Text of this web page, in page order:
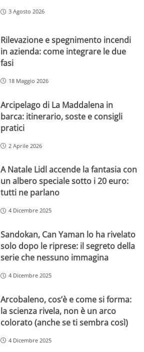
3 Agosto 2026
Rilevazione e spegnimento incendi
in azienda: come integrare le due
fasi
18 Maggio 2026
Arcipelago di La Maddalena in
barca: itinerario, soste e consigli
pratici
2 Aprile 2026
A Natale Lidl accende la fantasia con
un albero speciale sotto i 20 euro:
tutti ne parlano
4 Dicembre 2025
Sandokan, Can Yaman lo ha rivelato
solo dopo le riprese: il segreto della
serie che nessuno immagina
4 Dicembre 2025
Arcobaleno, cos’è e come si forma:
la scienza rivela, non è un arco
colorato (anche se ti sembra così)
4 Dicembre 2025